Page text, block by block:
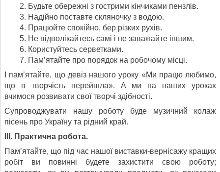
Будьте обережні з гострими кінчиками пензлів.
Надійно поставте скляночку з водою.
Працюйте спокійно, бер різких рухів.
Не відволікайтесь самі і не заважайте іншим.
Користуйтесь серветками.
Пам’ятайте про порядок на робочому місці.
І пам’ятайте, що девіз нашого уроку «Ми працю любимо,
що в творчість перейшла». А ми на наших уроках
вчимося розвивати свої творчі здібності.
Супроводжувати нашу роботу буде музичний колаж
пісень про Україну та рідний край.
ІІІ. Практична робота.
Пам’ятайте, що під час нашої виставки-вернісажу кращих
робіт ви повинні будете захистити свою роботу;